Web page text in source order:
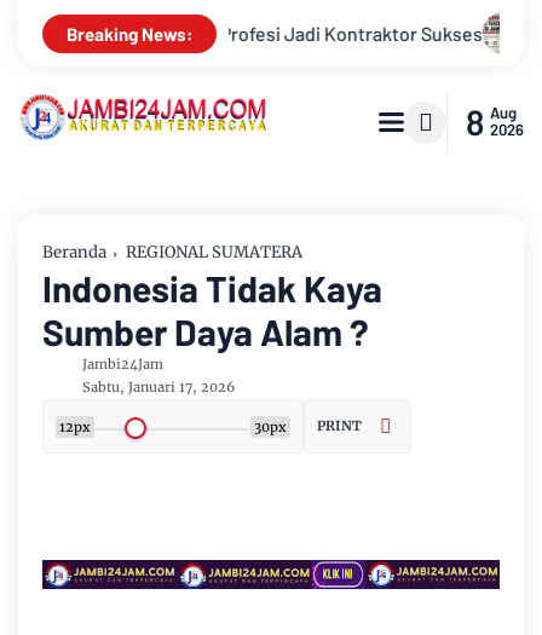
Breaking News:
Sukses Aroma Karhutla Mulai Tercium di Kota
8 Aug
2026
Beranda REGIONAL SUMATERA
Indonesia Tidak Kaya
Sumber Daya Alam ?
Jambi24Jam
Sabtu, Januari 17, 2026
12px 30px PRINT